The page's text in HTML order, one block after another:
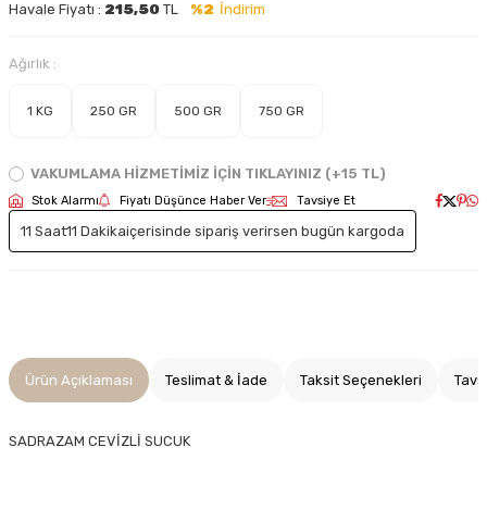
Havale Fiyatı : 215,50 TL %2 İndirim
Ağırlık :
1 KG 250 GR 500 GR 750 GR
VAKUMLAMA HİZMETİMİZ İÇİN TIKLAYINIZ (+15 TL)
Stok Alarmı Fiyatı Düşünce Haber Ver Tavsiye Et
11 Saat11 Dakikaiçerisinde sipariş verirsen bugün kargoda
Ürün Açıklaması Teslimat & İade Taksit Seçenekleri
SADRAZAM CEVİZLİ SUCUK